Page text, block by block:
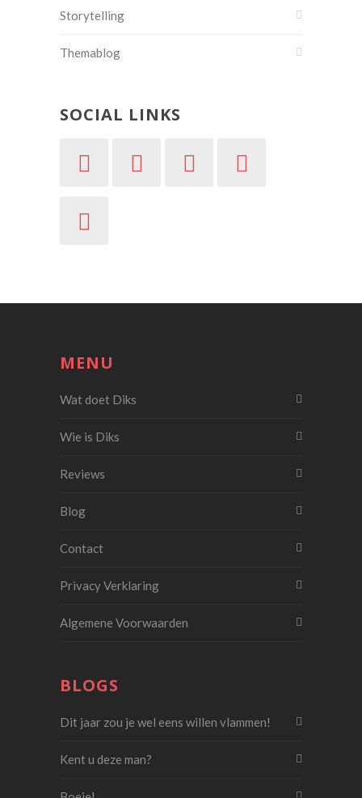
Storytelling
Themablog
SOCIAL LINKS
MENU
Wat doet Diks
Wie is Diks
Reviews
Blog
Contact
Privacy Verklaring
Algemene Voorwaarden
BLOGS
Dit jaar zou je wel eens willen vlammen!
Kent u deze man?